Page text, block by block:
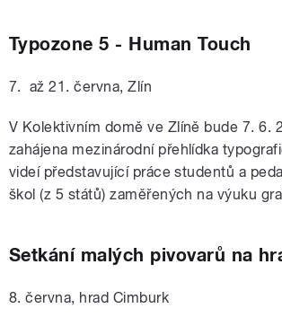
Typozone 5 - Human Touch
7. až 21. června, Zlín
V Kolektivním domě ve Zlíně bude 7. 6.
zahájena mezinárodní přehlídka
videí představující práce studentů a
škol (z 5 států) zaměřených na výuku
Setkání malých pivovarů na
8. června, hrad Cimburk